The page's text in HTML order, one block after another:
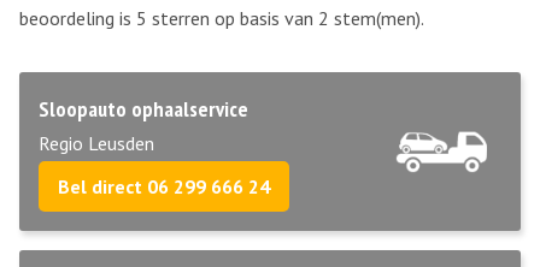
beoordeling is 5 sterren op basis van 2 stem(men).
Sloopauto ophaalservice
Regio Leusden
Bel direct 06 299 666 24